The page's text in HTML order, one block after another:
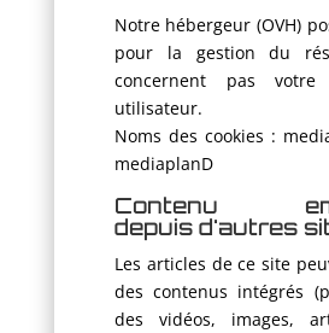
Notre hébergeur (OVH)
pour la gestion du
concernent pas votre
utilisateur.
Noms des cookies :
mediaplanD
Contenu
depuis d'autres
Les articles de ce site
des contenus intégrés
des vidéos, images,